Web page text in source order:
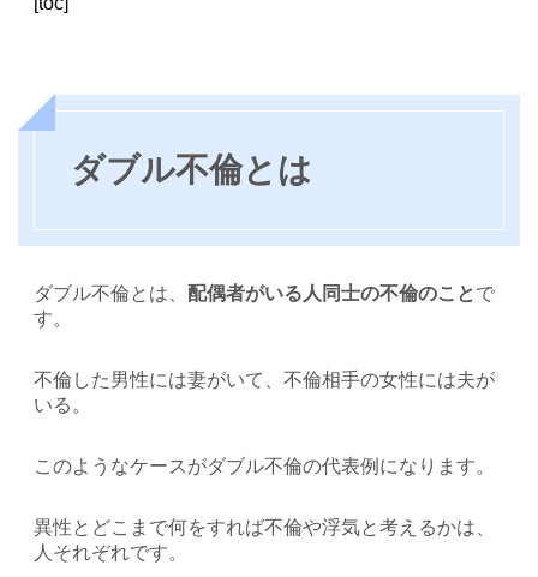
ダブル不倫とは
ダブル不倫とは、 配偶者がいる人同士の不倫のことで
す。
不倫した男性には妻がいて、不倫相手の女性には夫が
いる。
このようなケースがダブル不倫の代表例になります。
異性とどこまで何をすれば不倫や浮気と考えるかは、
人それぞれです。